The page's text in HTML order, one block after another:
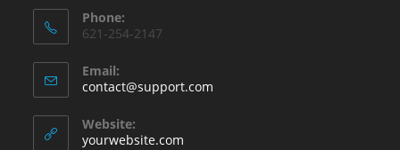
Phone:
621-254-2147
Email:
contact@support.com
Website:
yourwebsite.com